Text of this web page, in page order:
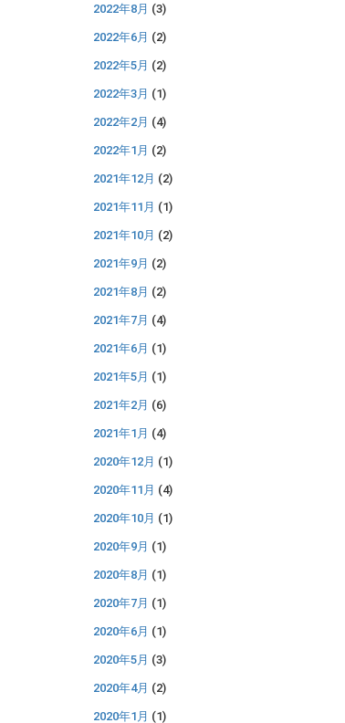
2022年8月 (3)
2022年6月 (2)
2022年5月 (2)
2022年3月 (1)
2022年2月 (4)
2022年1月 (2)
2021年12月 (2)
2021年11月 (1)
2021年10月 (2)
2021年9月 (2)
2021年8月 (2)
2021年7月 (4)
2021年6月 (1)
2021年5月 (1)
2021年2月 (6)
2021年1月 (4)
2020年12月 (1)
2020年11月 (4)
2020年10月 (1)
2020年9月 (1)
2020年8月 (1)
2020年7月 (1)
2020年6月 (1)
2020年5月 (3)
2020年4月 (2)
2020年1月 (1)